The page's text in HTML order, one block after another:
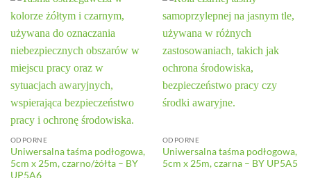
ODPORNE
Uniwersalna taśma podłogowa,
5cm x 25m, czarno/żółta – BY
UP5A6
ODPORNE
Uniwersalna taśma podłogowa,
5cm x 25m, czarna – BY UP5A5